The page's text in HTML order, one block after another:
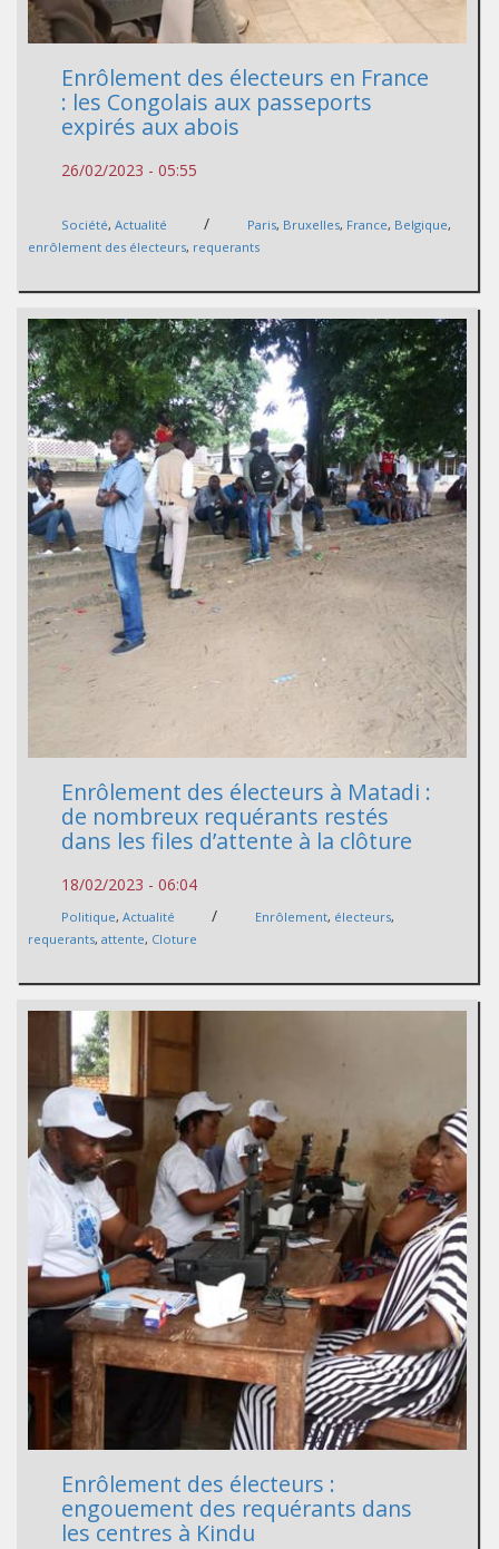
Enrôlement des électeurs en France
: les Congolais aux passeports
expirés aux abois
26/02/2023 - 05:55
Société, Actualité / Paris, Bruxelles, France, Belgique,
enrôlement des électeurs, requerants
Enrôlement des électeurs à Matadi :
de nombreux requérants restés
dans les files d’attente à la clôture
18/02/2023 - 06:04
Politique, Actualité / Enrôlement, électeurs,
requerants, attente, Cloture
Enrôlement des électeurs :
engouement des requérants dans
les centres à Kindu